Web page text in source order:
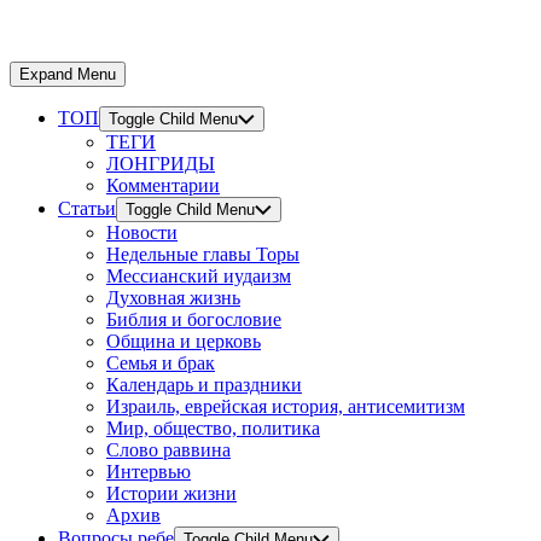
Expand Menu
ТОП Toggle Child Menu
ТЕГИ
ЛОНГРИДЫ
Комментарии
Статьи Toggle Child Menu
Новости
Недельные главы Торы
Мессианский иудаизм
Духовная жизнь
Библия и богословие
Община и церковь
Семья и брак
Календарь и праздники
Израиль, еврейская история, антисемитизм
Мир, общество, политика
Слово раввина
Интервью
Истории жизни
Архив